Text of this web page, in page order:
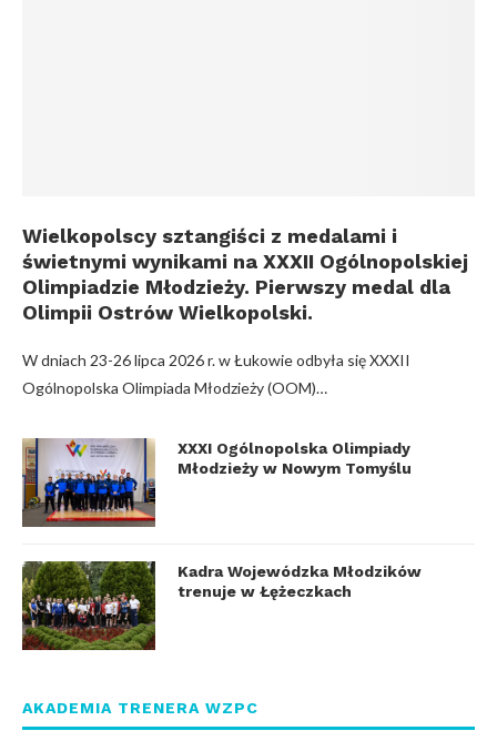
Wielkopolscy sztangiści z medalami i
świetnymi wynikami na XXXII Ogólnopolskiej
Olimpiadzie Młodzieży. Pierwszy medal dla
Olimpii Ostrów Wielkopolski.
W dniach 23-26 lipca 2026 r. w Łukowie odbyła się XXXII
Ogólnopolska Olimpiada Młodzieży (OOM)…
XXXI Ogólnopolska Olimpiady
Młodzieży w Nowym Tomyślu
Kadra Wojewódzka Młodzików
trenuje w Łężeczkach
AKADEMIA TRENERA WZPC